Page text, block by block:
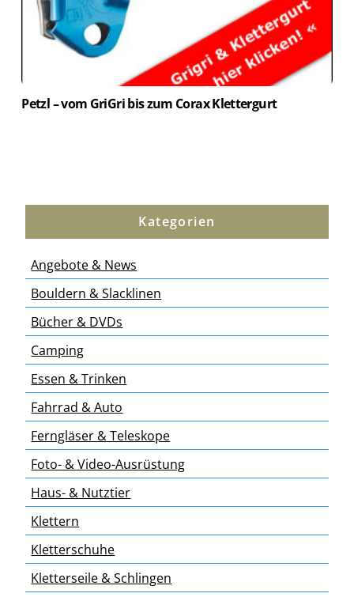
Petzl – vom GriGri bis zum Corax Klettergurt
Kategorien
Angebote & News
Bouldern & Slacklinen
Bücher & DVDs
Camping
Essen & Trinken
Fahrrad & Auto
Ferngläser & Teleskope
Foto- & Video-Ausrüstung
Haus- & Nutztier
Klettern
Kletterschuhe
Kletterseile & Schlingen